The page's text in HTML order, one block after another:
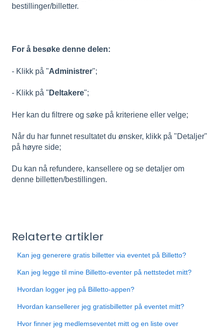
bestillinger/billetter.
For å besøke denne delen:
- Klikk på "Administrer";
- Klikk på " Deltakere";
Her kan du filtrere og søke på kriteriene eller velge;
Når du har funnet resultatet du ønsker, klikk på "Detaljer"
på høyre side;
Du kan nå refundere, kansellere og se detaljer om
denne billetten/bestillingen.
Relaterte artikler
Kan jeg generere gratis billetter via eventet på Billetto?
Kan jeg legge til mine Billetto-eventer på nettstedet mitt?
Hvordan logger jeg på Billetto-appen?
Hvordan kansellerer jeg gratisbilletter på eventet mitt?
Hvor finner jeg medlemseventet mitt og en liste over